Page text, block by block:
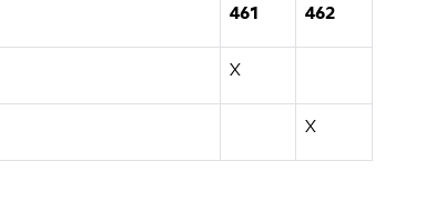
461 462
X
X